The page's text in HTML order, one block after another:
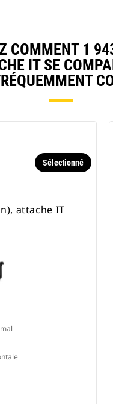
COMMENT 1
IT SE
Sélectionné
attache IT